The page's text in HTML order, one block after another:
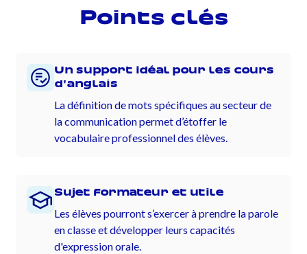
Points clés
Un support idéal pour les cours
d'anglais
La définition de mots spécifiques au secteur de
la communication permet d’étoffer le
vocabulaire professionnel des élèves.
Sujet formateur et utile
Les élèves pourront s’exercer à prendre la parole
en classe et développer leurs capacités
d'expression orale.